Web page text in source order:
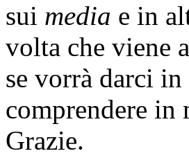
sui media e in
volta che viene
se vorrà darci
comprendere in
Grazie.